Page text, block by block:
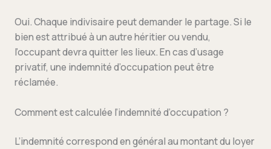
Oui. Chaque indivisaire peut demander le partage. Si le
bien est attribué à un autre héritier ou vendu,
l’occupant devra quitter les lieux. En cas d’usage
privatif, une indemnité d’occupation peut être
réclamée.
Comment est calculée l’indemnité d’occupation ?
L’indemnité correspond en général au montant du loyer